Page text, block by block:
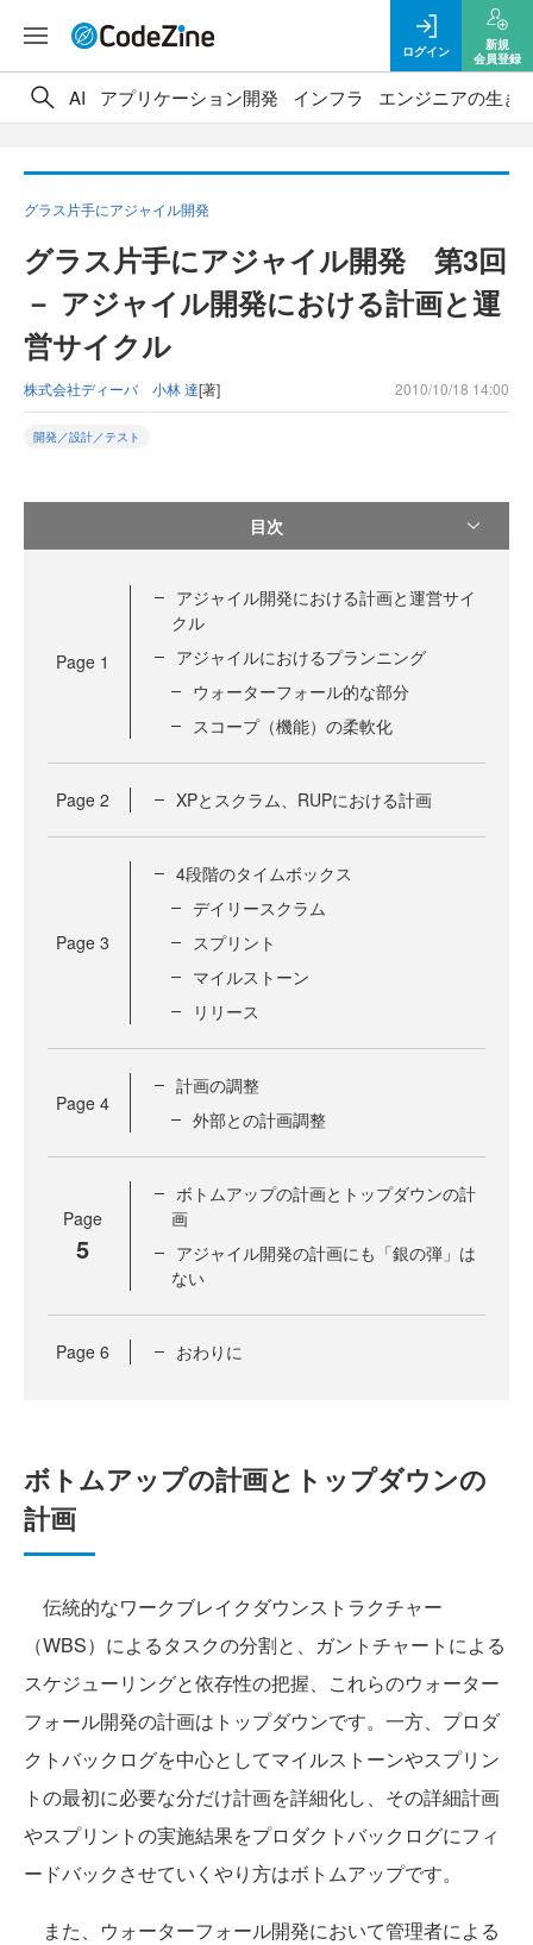
ログイン
新規
会員登録
AI アプリケーション開発 インフラ エンジニアの生き
グラス片手にアジャイル開発
グラス片手にアジャイル開発 第3回
－ アジャイル開発における計画と運
営サイクル
株式会社ディーバ 小林 達[著] 2010/10/18 14:00
開発／設計／テスト
目次
Page 1
アジャイル開発における計画と運営サイ
クル
アジャイルにおけるプランニング
ウォーターフォール的な部分
スコープ（機能）の柔軟化
Page 2 XPとスクラム、RUPにおける計画
Page 3
4段階のタイムボックス
デイリースクラム
スプリント
マイルストーン
リリース
Page 4
計画の調整
外部との計画調整
Page
5
ボトムアップの計画とトップダウンの計
画
アジャイル開発の計画にも「銀の弾」は
ない
Page 6 おわりに
ボトムアップの計画とトップダウンの
計画
伝統的なワークブレイクダウンストラクチャー
（WBS）によるタスクの分割と、ガントチャートによる
スケジューリングと依存性の把握、これらのウォーター
フォール開発の計画はトップダウンです。一方、プロダ
クトバックログを中心としてマイルストーンやスプリン
トの最初に必要な分だけ計画を詳細化し、その詳細計画
やスプリントの実施結果をプロダクトバックログにフィ
ードバックさせていくやり方はボトムアップです。
また、ウォーターフォール開発において管理者による